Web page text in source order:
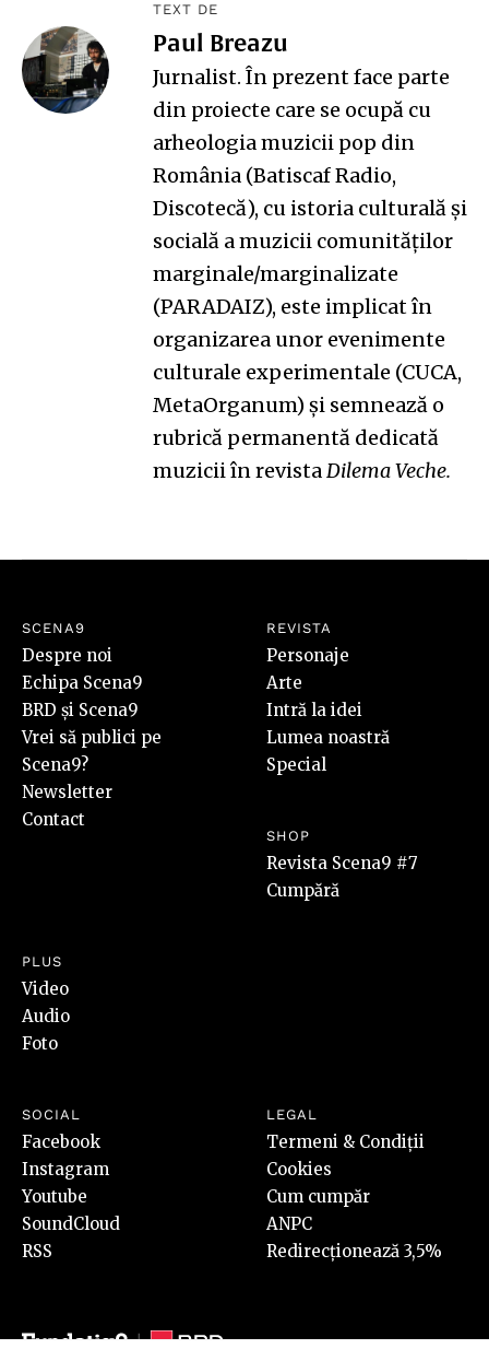
TEXT DE
Paul Breazu
Jurnalist. În prezent face parte
din proiecte care se ocupă cu
arheologia muzicii pop din
România (Batiscaf Radio,
Discotecă), cu istoria culturală și
socială a muzicii comunităților
marginale/marginalizate
(PARADAIZ), este implicat în
organizarea unor evenimente
culturale experimentale (CUCA,
MetaOrganum) și semnează o
rubrică permanentă dedicată
muzicii în revistaDilema Veche.
SCENA9
Despre noi
Echipa Scena9
BRD și Scena9
Vrei să publici pe
Scena9?
Newsletter
Contact
REVISTA
Personaje
Arte
Intră la idei
Lumea noastră
Special
SHOP
Revista Scena9 #7
Cumpără
PLUS
Video
Audio
Foto
SOCIAL
Facebook
Instagram
Youtube
SoundCloud
RSS
LEGAL
Termeni & Condiții
Cookies
Cum cumpăr
ANPC
Redirecționează 3,5%